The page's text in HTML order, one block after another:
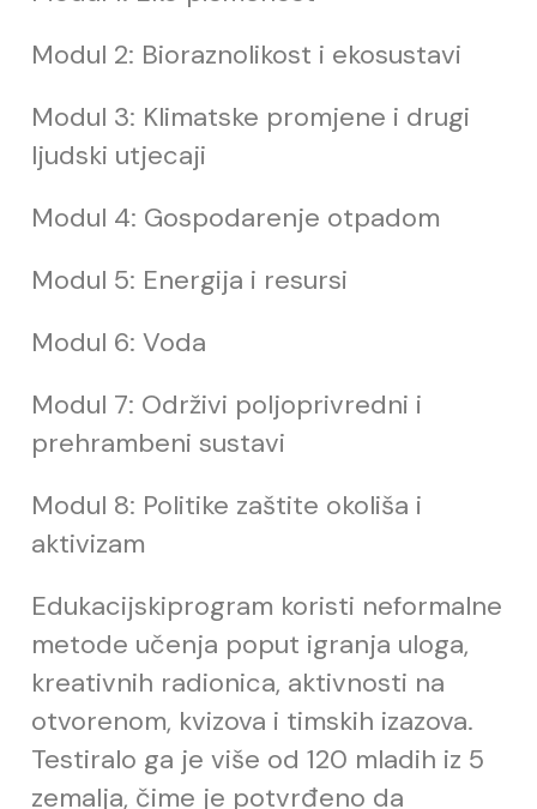
Modul 2: Bioraznolikost i ekosustavi
Modul 3: Klimatske promjene i drugi
ljudski utjecaji
Modul 4: Gospodarenje otpadom
Modul 5: Energija i resursi
Modul 6: Voda
Modul 7: Održivi poljoprivredni i
prehrambeni sustavi
Modul 8: Politike zaštite okoliša i
aktivizam
Edukacijskiprogram koristi neformalne
metode učenja poput igranja uloga,
kreativnih radionica, aktivnosti na
otvorenom, kvizova i timskih izazova.
Testiralo ga je više od 120 mladih iz 5
zemalja, čime je potvrđeno da